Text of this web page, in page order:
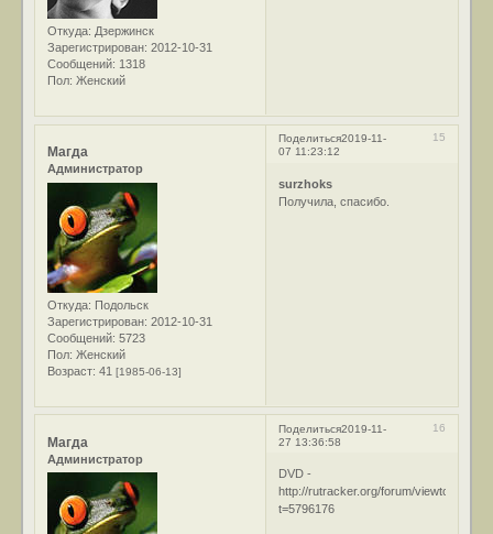
Откуда: Дзержинск
Зарегистрирован: 2012-10-31
Сообщений: 1318
Пол: Женский
Поделиться 15
2019-11-
07 11:23:12
Магда
Администратор
Откуда: Подольск
Зарегистрирован: 2012-10-31
Сообщений: 5723
Пол: Женский
Возраст: 41[1985-06-13]
surzhoks
Получила, спасибо.
Поделиться 16
2019-11-
27 13:36:58
Магда
Администратор
DVD -
http://rutracker.org/forum/
t=5796176